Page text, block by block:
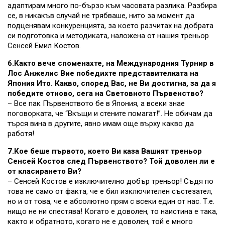
адаптирам много по-бързо към часовата разлика. Разбира
се, в никакъв случай не трябваше, нито за момент да
подценявам конкуренцията, за което разчитах на добрата
си подготовка и методиката, наложена от нашия треньор
Сенсей Емил Костов.
6.Както вече споменахте, на Международния Турнир в
Лос Анжелис Вие победихте представителката на
Япония Ито. Какво, според Вас, не Ви достигна, за да я
победите отново, сега на Световното Първенство?
– Все пак Първенството бе в Япония, а всеки знае
поговорката, че “Вкъщи и стените помагат!”. Не обичам да
търся вина в другите, явно имам още върху какво да
работя!
7.Кое беше първото, което Ви каза Вашият треньор
Сенсей Костов след Първенството? Той доволен ли е
от класирането Ви?
– Сенсей Костов е изключително добър треньор! Съдя по
това не само от факта, че е бил изключителен състезател,
но и от това, че е абсолютно прям с всеки един от нас. Т.е.
нищо не ни спестява! Когато е доволен, то наистина е така,
както и обратното, когато не е доволен, той е много